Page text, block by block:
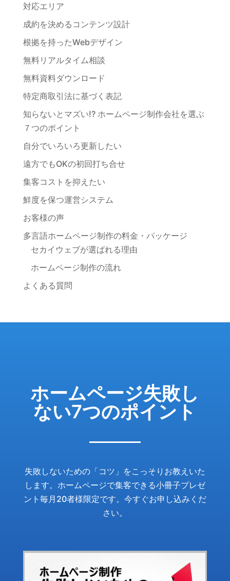
対応エリア
成約を決めるコンテンツ設計
根拠を持ったWebデザイン
無料リアルタイム相談
無料資料ダウンロード
特定商取引法に基づく表記
知らないとマズい!? ホームページ制作会社を選ぶ
７つのポイント
自分でいろいろ更新したい
遠方でもOKの初回打ち合せ
集客コストを抑えたい
鮮度を保つ運営システム
お客様の声
多言語ホームページ制作の料金・パッケージ
セカイウェブが選ばれる理由
ホームページ制作の流れ
よくある質問
ホームページ失敗し
ない7つのポイント
失敗しないための「コツ」をこっそりお教えいた
します。ホームページで集客できる小冊子プレゼ
ント毎月20者様限定です。今すぐお申し込みくだ
さい。